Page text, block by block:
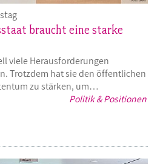
Politik & Positionen
braucht eine starke
viele Herausforderungen
Trotzdem hat sie den öffentlichen
zu stärken, um…